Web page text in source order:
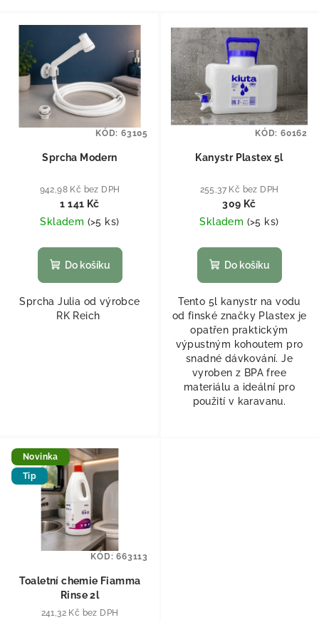
Sprcha Modern
942,98 Kč bez DPH
1 141 Kč
Skladem (>5 ks)
Do košíku
Sprcha Julia od výrobce
RK Reich
KÓD: 63105
Kanystr Plastex 5l
255,37 Kč bez DPH
309 Kč
Skladem (>5 ks)
Do košíku
Tento 5l kanystr na vodu
od finské značky Plastex je
opatřen praktickým
výpustným kohoutem pro
snadné dávkování. Je
vyroben z BPA free
materiálu a ideální pro
použití v karavanu.
KÓD: 60162
Novinka
Tip
Toaletní chemie Fiamma
Rinse 2l
241,32 Kč bez DPH
KÓD:663113